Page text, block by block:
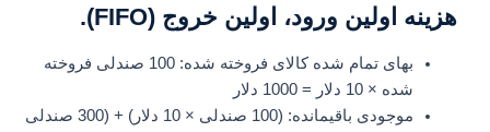
هزینه اولین ورود، اولین خروج (FIFO).
بهای تمام شده کالای فروخته شده: 100 صندلی فروخته
شده × 10 دلار = 1000 دلار
موجودی باقیمانده: (100 صندلی × 10 دلار) + (300 صندلی